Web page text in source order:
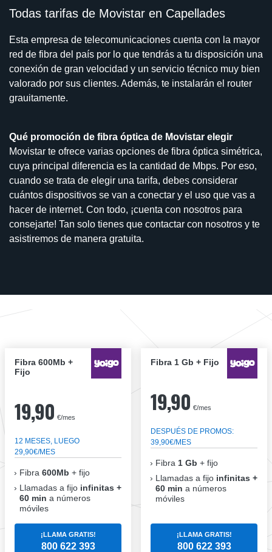
Todas tarifas de Movistar en Capellades
Esta empresa de telecomunicaciones cuenta con la mayor
red de fibra del país por lo que tendrás a tu disposición una
conexión de gran velocidad y un servicio técnico muy bien
valorado por sus clientes. Además, te instalarán el router
grauitamente.
Qué promoción de fibra óptica de Movistar elegir
Movistar te ofrece varias opciones de fibra óptica simétrica,
cuya principal diferencia es la cantidad de Mbps. Por eso,
cuando se trata de elegir una tarifa, debes considerar
cuántos dispositivos se van a conectar y el uso que vas a
hacer de internet. Con todo, ¡cuenta con nosotros para
consejarte! Tan solo tienes que contactar con nosotros y te
asistiremos de manera gratuita.
Fibra 600Mb +
Fijo
19,90 €/mes
12 MESES, LUEGO
29,90€/MES
Fibra 600Mb + fijo
Llamadas a fijo infinitas +
60 min a números
móviles
¡LLAMA GRATIS!
800 622 393
Fibra 1 Gb + Fijo
19,90 €/mes
DESPUÉS DE PROMOS:
39,90€/MES
Fibra 1 Gb + fijo
Llamadas a fijo infinitas +
60 min a números
móviles
¡LLAMA GRATIS!
800 622 393